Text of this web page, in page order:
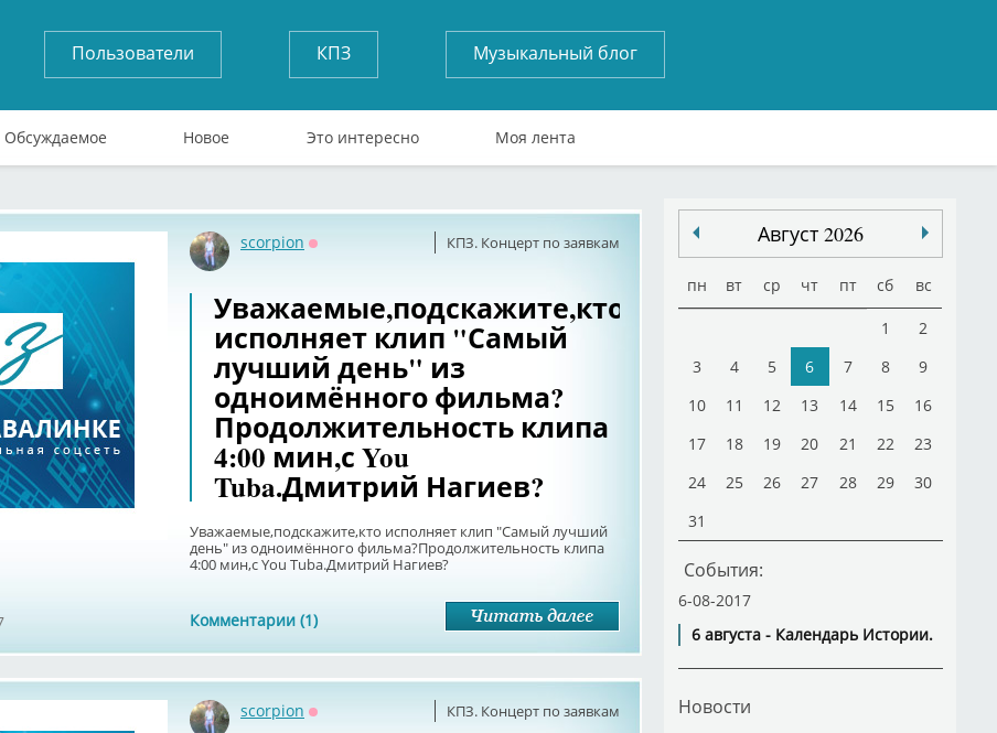
Пользователи КПЗ Музыкальный блог
Обсуждаемое Новое Это интересно Моя лента
КПЗ. Концерт по заявкам
scorpion
Уважаемые,подскажите,кто
исполняет клип "Самый
лучший день" из
одноимённого фильма?
Продолжительность клипа
4:00 мин,с You
Tuba.Дмитрий Нагиев?
Уважаемые,подскажите,кто исполняет клип "Самый лучший
день" из одноимённого фильма?Продолжительность клипа
4:00 мин,с You Tuba.Дмитрий Нагиев?
Комментарии (1)
КПЗ. Концерт по заявкам
scorpion
Август 2026
пн вт ср чт пт сб вс
1
2
3
4 5 6 7 8
9
10
11 12 13 14 15
16
17
18 19 20 21 22
23
24
25 26 27 28 29
30
31
События:
6-08-2017
6 августа - Календарь Истории.
Новости